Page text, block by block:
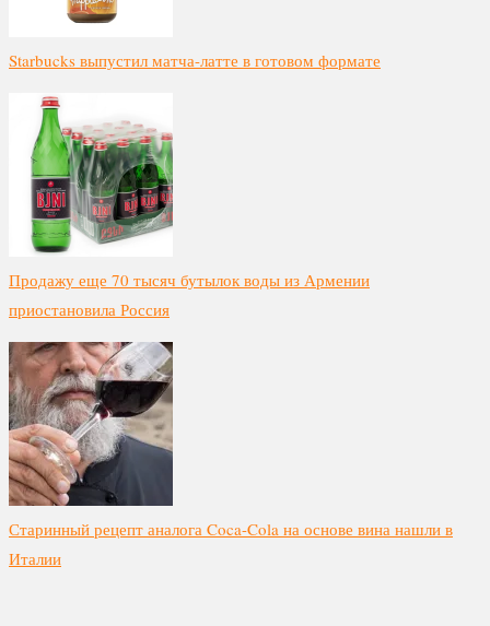
Starbucks выпустил матча-латте в готовом формате
Продажу еще 70 тысяч бутылок воды из Армении
приостановила Россия
Старинный рецепт аналога Coca-Cola на основе вина нашли в
Италии